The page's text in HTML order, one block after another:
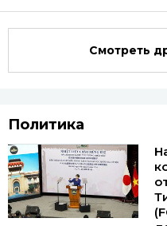
Смотреть
Политика